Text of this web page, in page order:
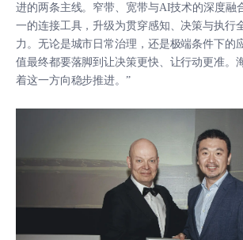
进的两条主线。窄带、宽带与AI技术的深度融
一的连接工具，升级为贯穿感知、决策与执行
力。无论是城市日常治理，还是极端条件下的
值最终都要落脚到让决策更快、让行动更准。
着这一方向稳步推进。”